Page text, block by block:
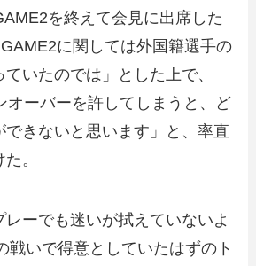
を終えて会見に出席した
に関しては外国籍選手の
いたのでは」とした上で、
オーバーを許してしまうと、ど
できないと思います」と、率直
。
レーでも迷いが拭えていないよ
戦いで得意としていたはずのト